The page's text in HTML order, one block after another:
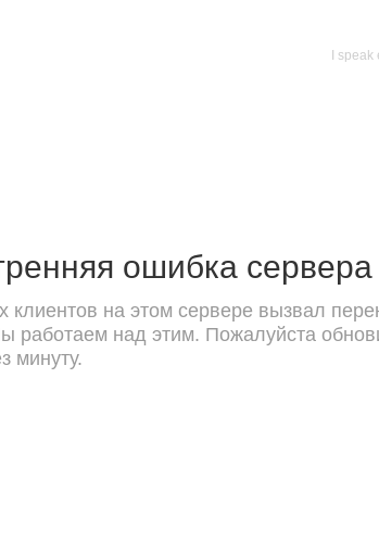
I
ошибка сервера
клиентов на этом сервере вызвал
работаем над этим. Пожалуйста
минуту.